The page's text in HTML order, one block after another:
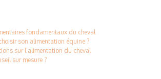
fondamentaux du cheval
son alimentation équine ?
sur l’alimentation du cheval
sur mesure ?